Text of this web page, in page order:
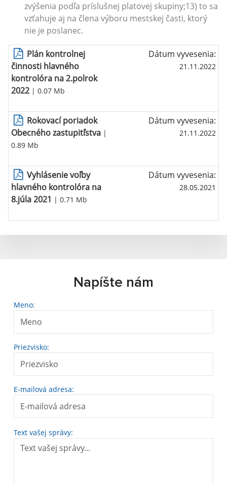
zvýšenia podľa príslušnej platovej skupiny;13) to sa
vzťahuje aj na člena výboru mestskej časti, ktorý
nie je poslanec.
Plán kontrolnej
činnosti hlavného
kontrolóra na 2.polrok
2022 | 0.07 Mb
Dátum vyvesenia:
21.11.2022
Rokovací poriadok
Obecného zastupitľstva |
0.89 Mb
Dátum vyvesenia:
21.11.2022
Vyhlásenie voľby
hlavného kontrolóra na
8.júla 2021 | 0.71 Mb
Dátum vyvesenia:
28.05.2021
Napíšte nám
Meno:
Priezvisko:
E-mailová adresa:
Text vašej správy: